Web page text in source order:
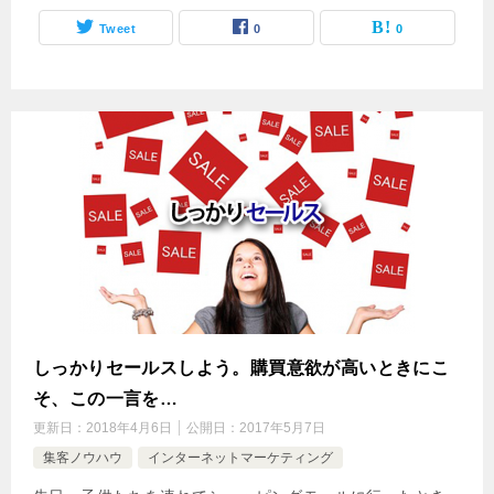
Tweet 0 0
しっかりセールスしよう。購買意欲が高いときにこ
そ、この一言を…
更新日： 2018年4月6日 公開日： 2017年5月7日
集客ノウハウ
インターネットマーケティング